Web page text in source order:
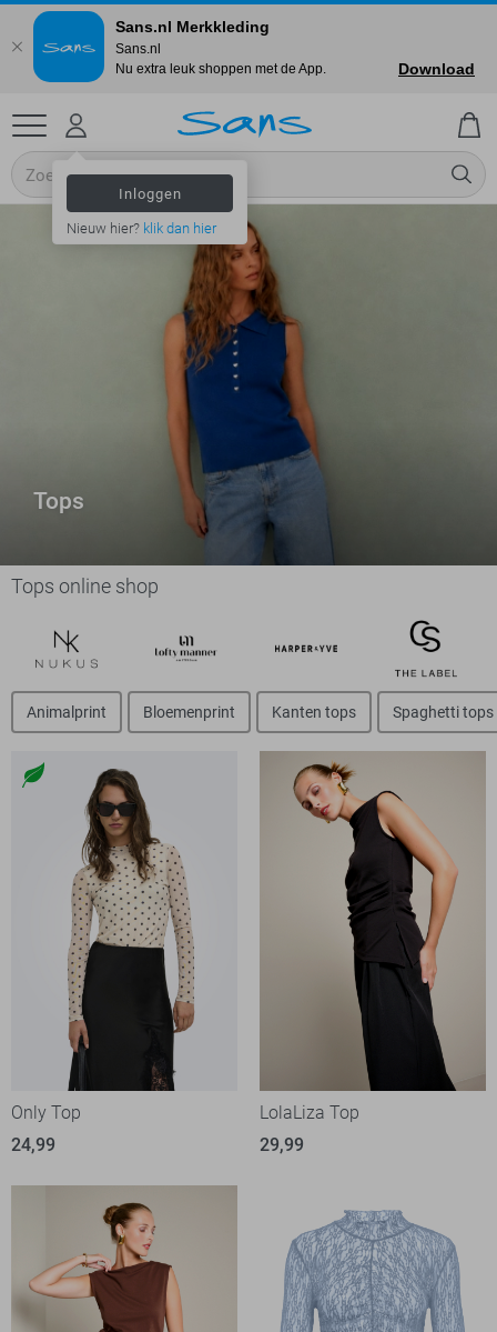
Inloggen
Nieuw hier? klik dan hier
Tops
Tops online shop
Animalprint Bloemenprint Kanten tops Spaghetti tops
Only Top
24,99
LolaLiza Top
29,99
Sans.nl Merkkleding
Sans.nl
Nu extra leuk shoppen met de App.
Download